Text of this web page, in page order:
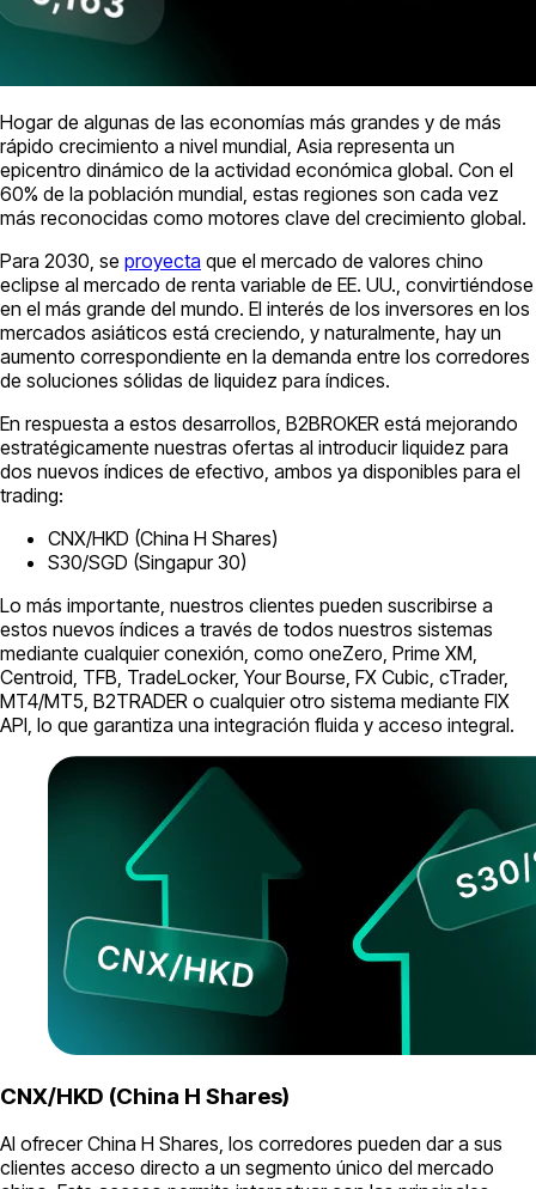
Hogar de algunas de las economías más grandes y de más
rápido crecimiento a nivel mundial, Asia representa un
epicentro dinámico de la actividad económica global. Con el
60% de la población mundial, estas regiones son cada vez
más reconocidas como motores clave del crecimiento global.
Para 2030, se proyecta que el mercado de valores chino
eclipse al mercado de renta variable de EE. UU., convirtiéndose
en el más grande del mundo. El interés de los inversores en los
mercados asiáticos está creciendo, y naturalmente, hay un
aumento correspondiente en la demanda entre los corredores
de soluciones sólidas de liquidez para índices.
En respuesta a estos desarrollos, B2BROKER está mejorando
estratégicamente nuestras ofertas al introducir liquidez para
dos nuevos índices de efectivo, ambos ya disponibles para el
trading:
CNX/HKD (China H Shares)
S30/SGD (Singapur 30)
Lo más importante, nuestros clientes pueden suscribirse a
estos nuevos índices a través de todos nuestros sistemas
mediante cualquier conexión, como oneZero, Prime XM,
Centroid, TFB, TradeLocker, Your Bourse, FX Cubic, cTrader,
MT4/MT5, B2TRADER o cualquier otro sistema mediante FIX
API, lo que garantiza una integración fluida y acceso integral.
CNX/HKD (China H Shares)
Al ofrecer China H Shares, los corredores pueden dar a sus
clientes acceso directo a un segmento único del mercado